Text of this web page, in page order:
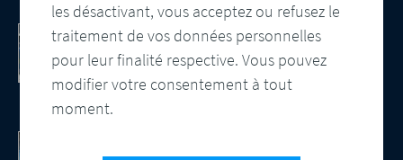
les désactivant, vous acceptez ou refusez le
traitement de vos données personnelles
pour leur finalité respective. Vous pouvez
modifier votre consentement à tout
moment.
Contrôle documentaire. Obtenez le livre
blanc.
Regardez la vidéo - Les avantages d'une
assurance qualité automatisée